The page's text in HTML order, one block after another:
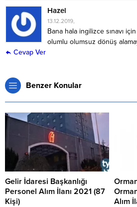
Hazel
13.12.2019,
Bana hala ingilizce sınavı
olumlu olumsuz dönüş
Cevap Ver
Benzer Konular
Gelir İdaresi Başkanlığı
Personel Alım İlanı 2021 (87
Kişi)
Alım